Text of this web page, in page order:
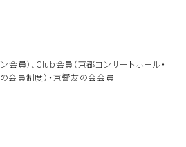
会員）、Club会員（京都コンサートホール・
会員制度）・京響友の会会員